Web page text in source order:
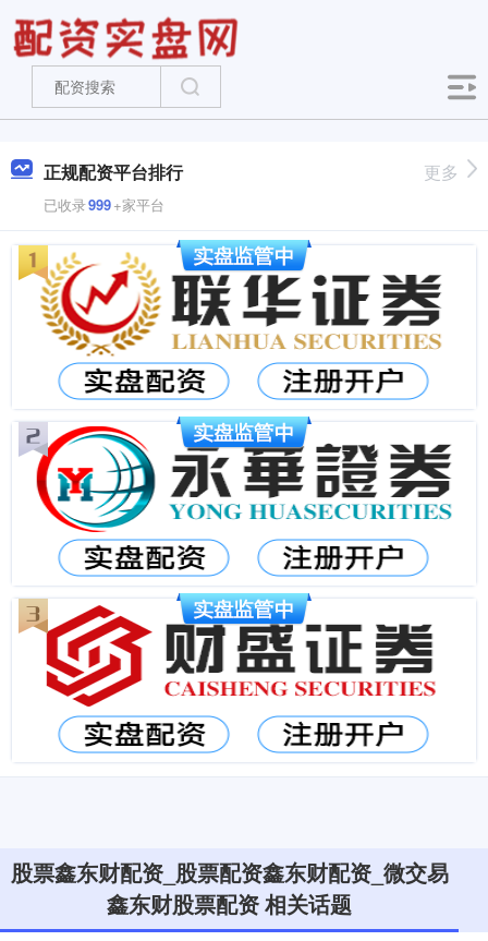
正规配资平台排行
已收录999+家平台
更多
股票鑫东财配资_股票配资鑫东财配资_微交易
鑫东财股票配资 相关话题